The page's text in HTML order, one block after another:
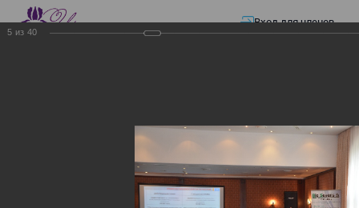
Вход для членов
Изменения в трудовом и налоговом
налоговое декларирование, изменения в налоговом законодательстве
2017 года в части ИПН и СН
5 из 40